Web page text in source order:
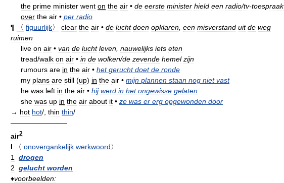
the prime minister went on the air • de eerste minister hield een radio/tv-toespraak
over the air • per radio
¶
〈 figuurlijk〉 clear the air • de lucht doen opklaren een misverstand uit de weg
ruimen
live on air • van de lucht leven nauwelijks iets eten
tread/walk on air • in de wolken/de zevende hemel zijn
rumours are in the air • het gerucht doet de ronde
my plans are still (up) in the air • mijn plannen staan nog niet vast
he was left in the air • hij werd in het ongewisse gelaten
she was up in the air about it • ze was er erg opgewonden door
→ hot hot/, thin thin/
————————
air2
I 〈 onovergankelijk werkwoord〉
1
drogen
2 gelucht worden
♦voorbeelden: